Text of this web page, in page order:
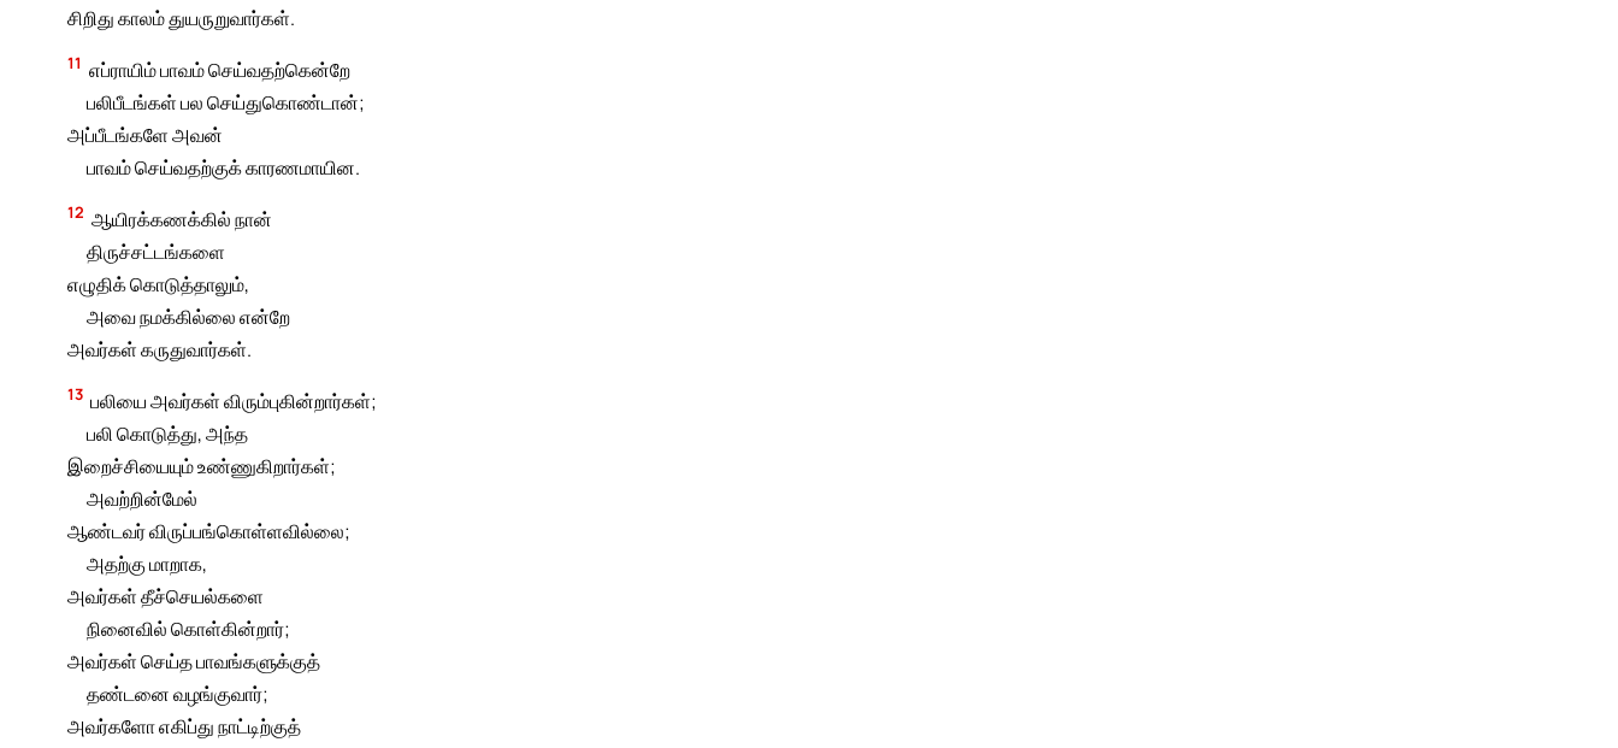
சிறிது காலம் துயருறுவார்கள்.
11 எப்ராயிம் பாவம் செய்வதற்கென்றே
பலிபீடங்கள் பல செய்துகொண்டான்;
அப்பீடங்களே அவன்
பாவம் செய்வதற்குக் காரணமாயின.
12 ஆயிரக்கணக்கில் நான்
திருச்சட்டங்களை
எழுதிக் கொடுத்தாலும்,
அவை நமக்கில்லை என்றே
அவர்கள் கருதுவார்கள்.
13 பலியை அவர்கள் விரும்புகின்றார்கள்;
பலி கொடுத்து, அந்த
இறைச்சியையும் உண்ணுகிறார்கள்;
அவற்றின்மேல்
ஆண்டவர் விருப்பங்கொள்ளவில்லை;
அதற்கு மாறாக,
அவர்கள் தீச்செயல்களை
நினைவில் கொள்கின்றார்;
அவர்கள் செய்த பாவங்களுக்குத்
தண்டனை வழங்குவார்;
அவர்களோ எகிப்து நாட்டிற்குத்